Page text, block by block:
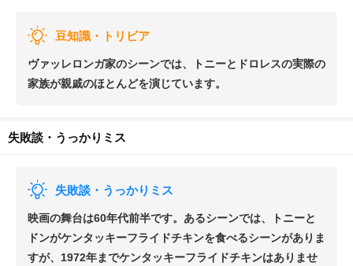
豆知識・トリビア
ヴァッレロンガ家のシーンでは、トニーとドロレスの実際の
家族が親戚のほとんどを演じています。
失敗談・うっかりミス
失敗談・うっかりミス
映画の舞台は60年代前半です。あるシーンでは、トニーと
ドンがケンタッキーフライドチキンを食べるシーンがありま
すが、1972年までケンタッキーフライドチキンはありませ